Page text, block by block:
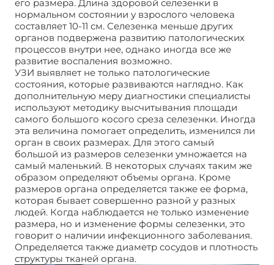
его размера. Длина здоровой селезенки в
нормальном состоянии у взрослого человека
составляет 10-11 см. Селезенка меньше других
органов подвержена развитию патологических
процессов внутри нее, однако иногда все же
развитие воспаления возможно.
УЗИ выявляет не только патологические
состояния, которые развиваются наглядно. Как
дополнительную меру диагностики специалисты
используют методику высчитывания площади
самого большого косого среза селезенки. Иногда
эта величина помогает определить, изменился ли
орган в своих размерах. Для этого самый
большой из размеров селезенки умножается на
самый маленький. В некоторых случаях таким же
образом определяют объемы органа. Кроме
размеров органа определяется также ее форма,
которая бывает совершенно разной у разных
людей. Когда наблюдается не только изменение
размера, но и изменение формы селезенки, это
говорит о наличии инфекционного заболевания.
Определяется также диаметр сосудов и плотность
структуры тканей органа.